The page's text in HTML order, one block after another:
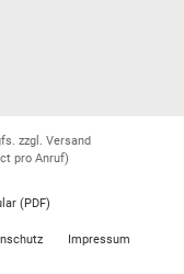
zzgl. Versand
pro Anruf)
(PDF)
Impressum